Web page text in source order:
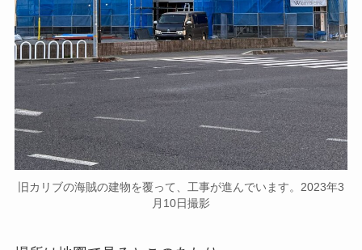
旧カリブの海賊の建物を覆って、工事が進んでいます。2023年3
月10日撮影